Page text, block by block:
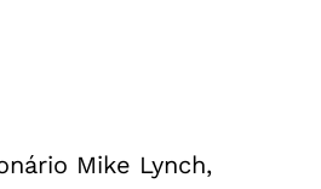
Mike Lynch,